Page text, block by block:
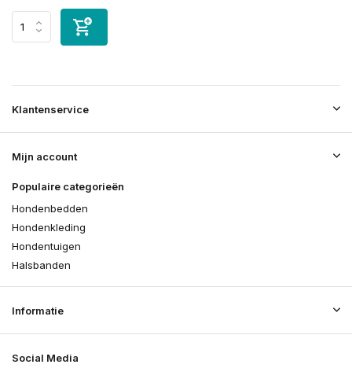
Klantenservice
Mijn account
Populaire categorieën
Hondenbedden
Hondenkleding
Hondentuigen
Halsbanden
Informatie
Social Media